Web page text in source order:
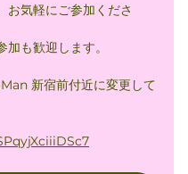
お気軽にご参加くださ
も歓迎します。
新宿前付近に変更して